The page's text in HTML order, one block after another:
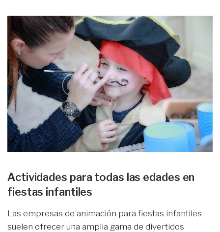
Actividades para todas las edades en
fiestas infantiles
Las empresas de animación para fiestas infantiles
suelen ofrecer una amplia gama de divertidos